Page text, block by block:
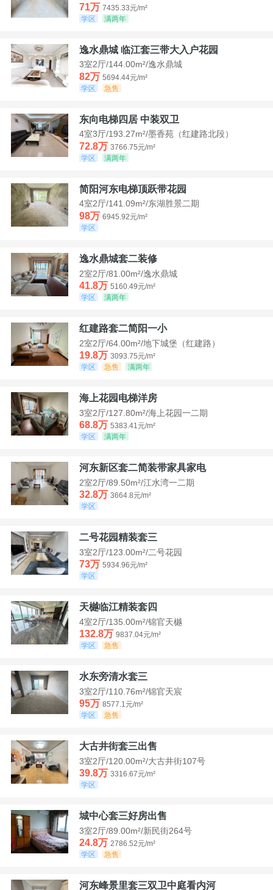
71万 7435.33元/m²
学区
满两年
逸水鼎城 临江套三带大入户花园
3室2厅/144.00m²/逸水鼎城
82万 5694.44元/m²
学区
急售
东向电梯四居 中装双卫
4室3厅/193.27m²/墨香苑（红建路北段）
72.8万 3766.75元/m²
学区
满两年
简阳河东电梯顶跃带花园
4室2厅/141.09m²/东湖胜景二期
98万 6945.92元/m²
学区
逸水鼎城套二装修
2室2厅/81.00m²/逸水鼎城
41.8万 5160.49元/m²
学区
满两年
红建路套二简阳一小
2室2厅/64.00m²/地下城堡（红建路）
19.8万 3093.75元/m²
学区
急售 满两年
海上花园电梯洋房
3室2厅/127.80m²/海上花园一二期
68.8万 5383.41元/m²
学区
满两年
河东新区套二简装带家具家电
2室2厅/89.50m²/江水湾一二期
32.8万 3664.8元/m²
学区
二号花园精装套三
3室2厅/123.00m²/二号花园
73万 5934.96元/m²
学区
天樾临江精装套四
4室2厅/135.00m²/锦官天樾
132.8万 9837.04元/m²
学区
急售
水东旁清水套三
3室2厅/110.76m²/锦官天宸
95万 8577.1元/m²
学区
急售
大古井街套三出售
3室2厅/120.00m²/大古井街107号
39.8万 3316.67元/m²
学区
城中心套三好房出售
3室2厅/89.00m²/新民街264号
24.8万 2786.52元/m²
学区
急售
河东峰景里套三双卫中庭看内河